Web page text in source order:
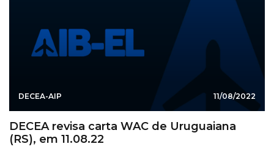
DECEA-AIP 11/08/2022
DECEA revisa carta WAC de Uruguaiana
(RS), em 11.08.22